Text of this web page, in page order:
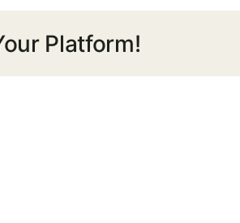
สิทธิ
เลือก
Platform!